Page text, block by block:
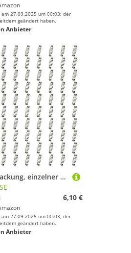
27.09.2025 um 00:03; der
geändert haben.
Anbieter
100 Stück/Packung, einzelner Angelhaken, Feder-Angelhaken, Fliegenkarpfenzubehör, Widerhaken, Jig, Karpfenhaken, Drehhaken
6,10 €
27.09.2025 um 00:03; der
geändert haben.
Anbieter